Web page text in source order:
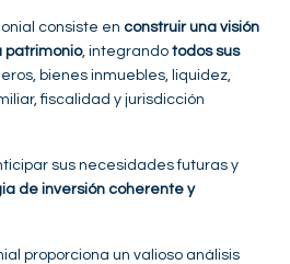
consiste en construir una visión
patrimonio, integrando todos sus
bienes inmuebles, liquidez,
fiscalidad y jurisdicción
sus necesidades futuras y
de inversión coherente y
proporciona un valioso análisis